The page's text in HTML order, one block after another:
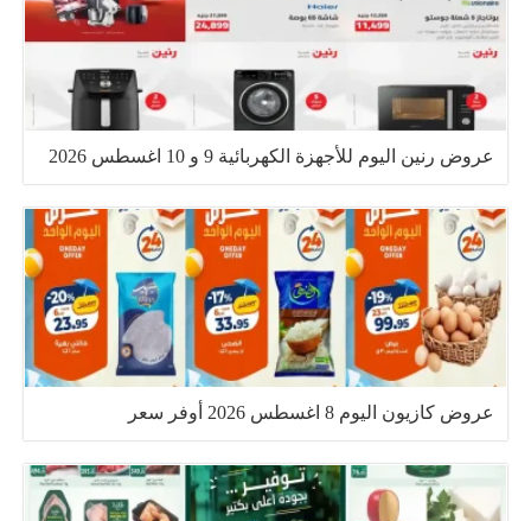
عروض رنين اليوم للأجهزة الكهربائية 9 و 10 اغسطس 2026
عروض كازيون اليوم 8 اغسطس 2026 أوفر سعر